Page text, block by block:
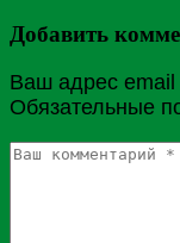
Добавить
Ваш адрес email
Обязательные